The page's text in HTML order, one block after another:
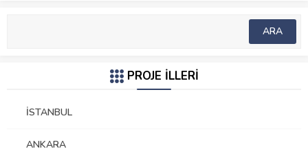
PROJE İLLERİ
İSTANBUL
ANKARA